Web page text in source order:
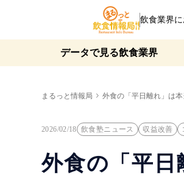
飲食業界
データで見る飲食業界
まるっと情報局 外食の「平日離れ」は
2026/02/18 飲食塾ニュース 収益改善
外食の「平